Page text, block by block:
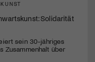
Solidarität
sein 30-jähriges
Zusammenhalt über